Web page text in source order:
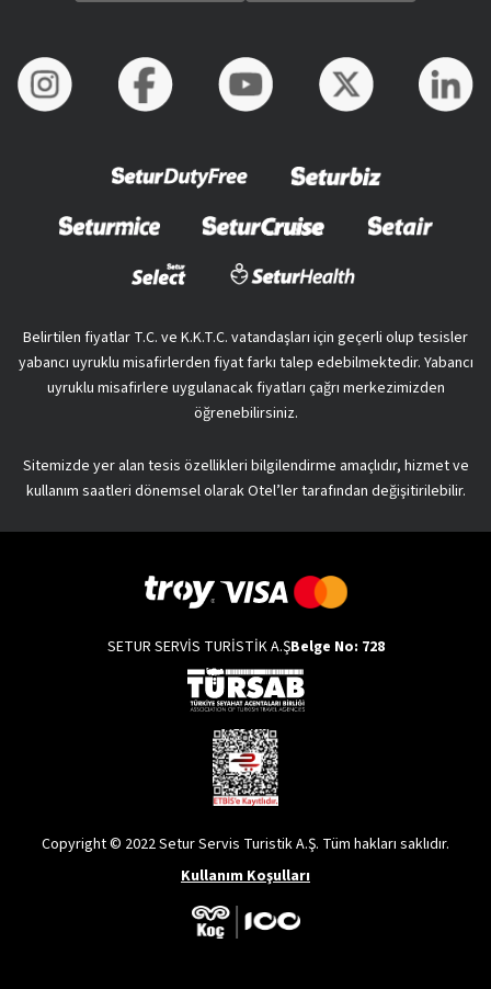
Belirtilen fiyatlar T.C. ve K.K.T.C. vatandaşları için geçerli olup tesisler
yabancı uyruklu misafirlerden fiyat farkı talep edebilmektedir. Yabancı
uyruklu misafirlere uygulanacak fiyatları çağrı merkezimizden
öğrenebilirsiniz.
Sitemizde yer alan tesis özellikleri bilgilendirme amaçlıdır, hizmet ve
kullanım saatleri dönemsel olarak Otel’ler tarafından değişitirilebilir.
SETUR SERVİS TURİSTİK A.ŞBelge No: 728
Copyright © 2022 Setur Servis Turistik A.Ş. Tüm hakları saklıdır.
Kullanım Koşulları